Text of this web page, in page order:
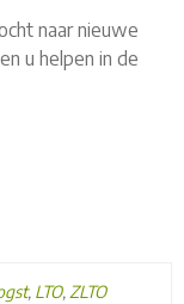
naar nieuwe
u helpen in de
, LTO, ZLTO